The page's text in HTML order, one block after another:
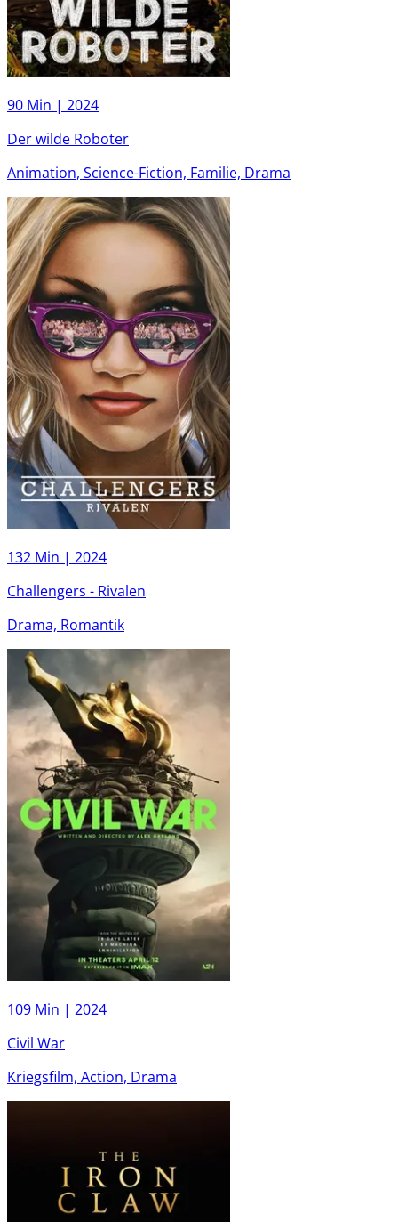
90 Min | 2024
Der wilde Roboter
Animation, Science-Fiction, Familie, Drama
132 Min | 2024
Challengers - Rivalen
Drama, Romantik
109 Min | 2024
Civil War
Kriegsfilm, Action, Drama